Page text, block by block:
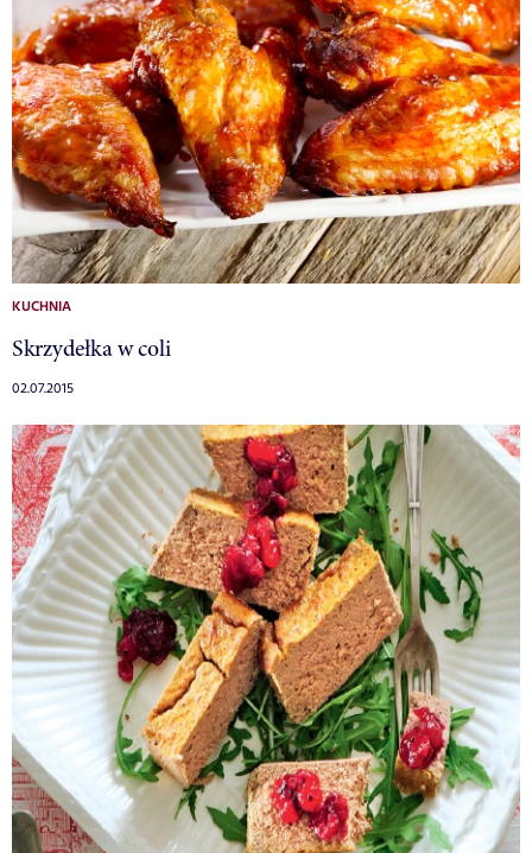
KUCHNIA
Skrzydełka w coli
02.07.2015